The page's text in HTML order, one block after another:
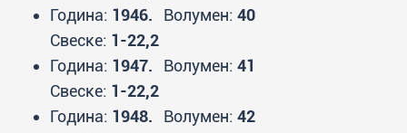
Година: 1946. Волумен: 40
Свеске: 1-22,2
Година: 1947. Волумен: 41
Свеске: 1-22,2
Година: 1948. Волумен: 42